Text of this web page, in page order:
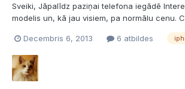
Sveiki, Jāpalīdz paziņai telefona iegādē
modelis un, kā jau visiem, pa normālu cenu.
Ls neta bodēs vs 450 Ls iekš Capital. Attiecīgi
jāskatās, pērkot trubu neta bodē, lai ne...
Decembris 6, 2013 6 atbildes